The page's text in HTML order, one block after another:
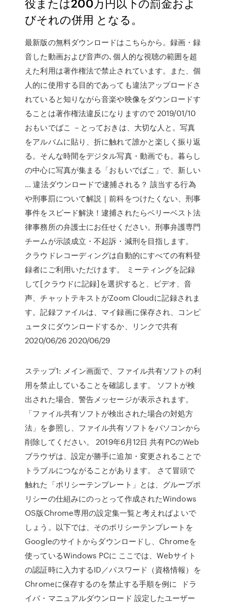
びそれの併用 となる。
最新版の無料ダウンロードはこちらから。録画・録
音した動画および音声の､個人的な視聴の範囲を超
えた利用は著作権法で禁止されています。また、個
人的に使用する目的であっても違法アップロードさ
れていると知りながら音楽や映像をダウンロードす
ることは著作権法違反になりますので 2019/01/10
おもいでばこ －とっておきは、大切な人と。写真
をアルバムに貼り、折に触れて誰かと楽しく振り返
る。そんな時間をデジタル写真・動画でも。暮らし
の中心に写真が集まる「おもいでばこ」で、新しい
… 違法ダウンロードで逮捕される？ 該当する行為
や刑事罰について解説｜前科をつけたくない、刑事
事件をスピード解決！逮捕されたらベリーベスト法
律事務所の弁護士にお任せください。刑事弁護専門
チームが示談成立・不起訴・減刑を目指します。
クラウドレコーディングは自動的にすべての有料登
録者にご利用いただけます。 ミーティングを記録
して[クラウドに記録]を選択すると、ビデオ、音
声、チャットテキストがZoom Cloudに記録されま
す。記録ファイルは、マイ録画に保存され、コンピ
ュータにダウンロードするか、リンクで共有
2020/06/26 2020/06/29
ステップ1: メイン画面で、ファイル共有ソフトの利
用を禁止していることを確認します。 ソフトが検
出された場合、警告メッセージが表示されます。
「ファイル共有ソフトが検出された場合の対処方
法」を参照し、ファイル共有ソフトをパソコンから
削除してください。 2019年6月12日 共有PCのWeb
ブラウザは、設定が勝手に追加・変更されることで
トラブルにつながることがあります。 さて冒頭で
触れた「ポリシーテンプレート」とは、グループポ
リシーの仕組みにのっとって作成されたWindows
OS版Chrome専用の設定集一覧と考えればよいで
しょう。以下では、そのポリシーテンプレートを
Googleのサイトからダウンロードし、Chromeを
使っているWindows PCに ここでは、Webサイト
の認証時に入力するID／パスワード（資格情報）を
Chromeに保存するのを禁止する手順を例に ドラ
イバ・マニュアルダウンロード 設定したユーザー